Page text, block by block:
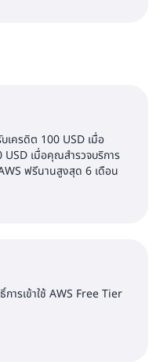
เครดิต 100 USD เมื่อ
เมื่อคุณสำรวจบริการ
ฟรีนานสูงสุด 6 เดือน
รเข้าใช้ AWS Free Tier